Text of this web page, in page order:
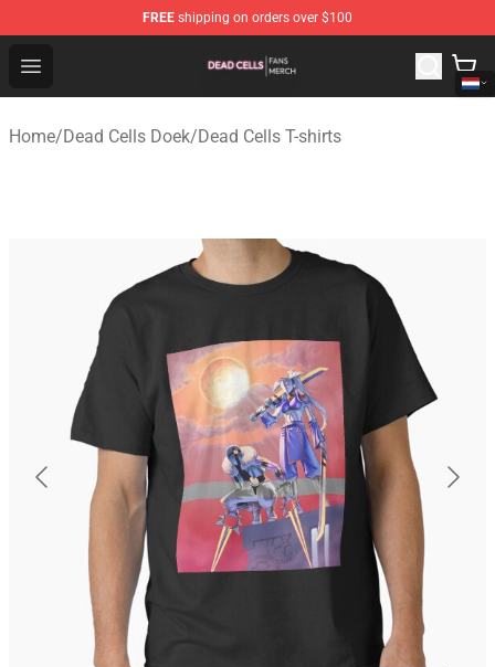
FREE shipping on orders over $100
Open menu
Dead Cells Shop - Official Dead Cells Merchandise Store
Home/Dead Cells Doek/Dead Cells T-shirts